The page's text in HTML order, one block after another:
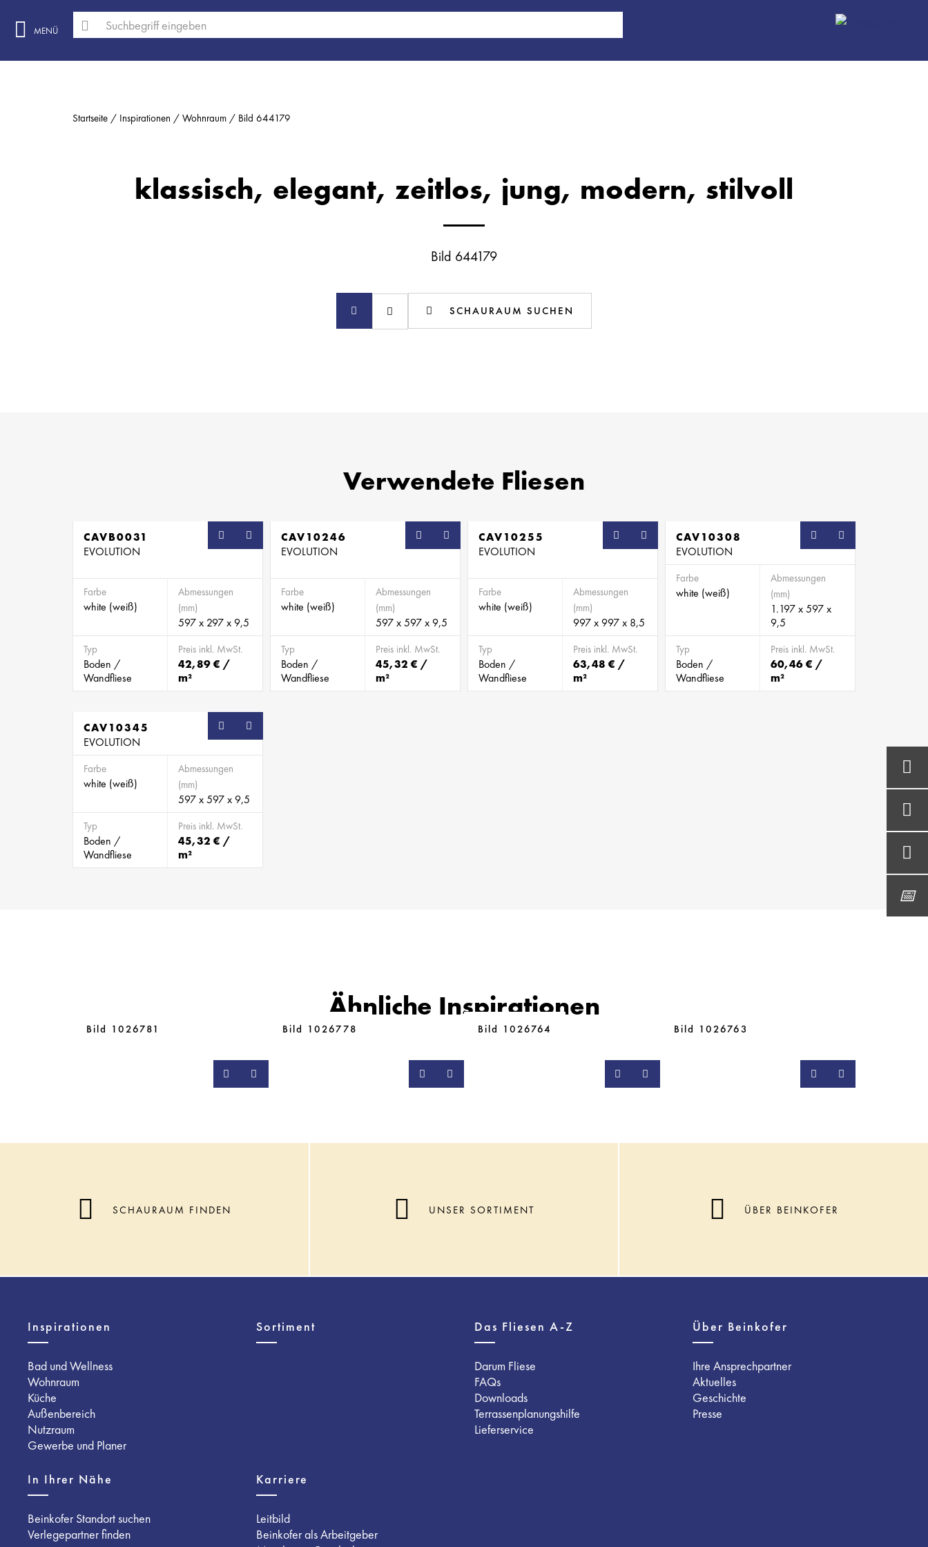
MENÜ
Startseite Inspirationen Wohnraum Bild 644179
klassisch, elegant, zeitlos, jung, modern, stilvoll
Bild 644179
SCHAURAUM SUCHEN
Verwendete Fliesen
CAVB0031
EVOLUTION
Farbe
white (weiß)
Abmessungen
(mm)
597 x 297 x 9,5
Typ
Boden /
Wandfliese
Preis inkl. MwSt.
42,89 € /
m²
CAV10246
EVOLUTION
Farbe
white (weiß)
Abmessungen
(mm)
597 x 597 x 9,5
Typ
Boden /
Wandfliese
Preis inkl. MwSt.
45,32 € /
m²
CAV10255
EVOLUTION
Farbe
white (weiß)
Abmessungen
(mm)
997 x 997 x 8,5
Typ
Boden /
Wandfliese
Preis inkl. MwSt.
63,48 € /
m²
CAV10308
EVOLUTION
Farbe
white (weiß)
Abmessungen
(mm)
1.197 x 597 x
9,5
Typ
Boden /
Wandfliese
Preis inkl. MwSt.
60,46 € /
m²
CAV10345
EVOLUTION
Farbe
white (weiß)
Abmessungen
(mm)
597 x 597 x 9,5
Typ
Boden /
Wandfliese
Preis inkl. MwSt.
45,32 € /
m²
Ähnliche Inspirationen
Bild 1026781 Bild 1026778 Bild 1026764 Bild 1026763
SCHAURAUM FINDEN UNSER SORTIMENT ÜBER BEINKOFER
Inspirationen
Bad und Wellness
Wohnraum
Küche
Außenbereich
Nutzraum
Gewerbe und Planer
Sortiment Das Fliesen A-Z
Darum Fliese
FAQs
Downloads
Terrassenplanungshilfe
Lieferservice
Über Beinkofer
Ihre Ansprechpartner
Aktuelles
Geschichte
Presse
In Ihrer Nähe
Beinkofer Standort suchen
Verlegepartner finden
Karriere
Leitbild
Beinkofer als Arbeitgeber